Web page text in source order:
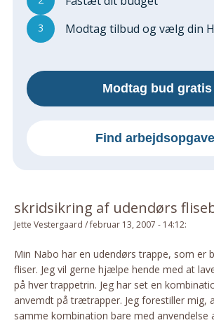
Kan Det Males?
MURER
Reparationer
Om Materialer
Tips Og Tricks
Andet
Båd
GARTNER
Beplantning
3 Modtag tilbud og vælg din
Modtag bud gratis
Find
skridsikring af udendørs
Jette Vestergaard /februar 13, 2007 - 14:12:
Min Nabo har en udendørs trappe, som er
fliser. Jeg vil gerne hjælpe hende med at
på hver trappetrin. Jeg har set en
anvemdt på trætrapper. Jeg forestiller mig,
samme kombination bare med anvendelse